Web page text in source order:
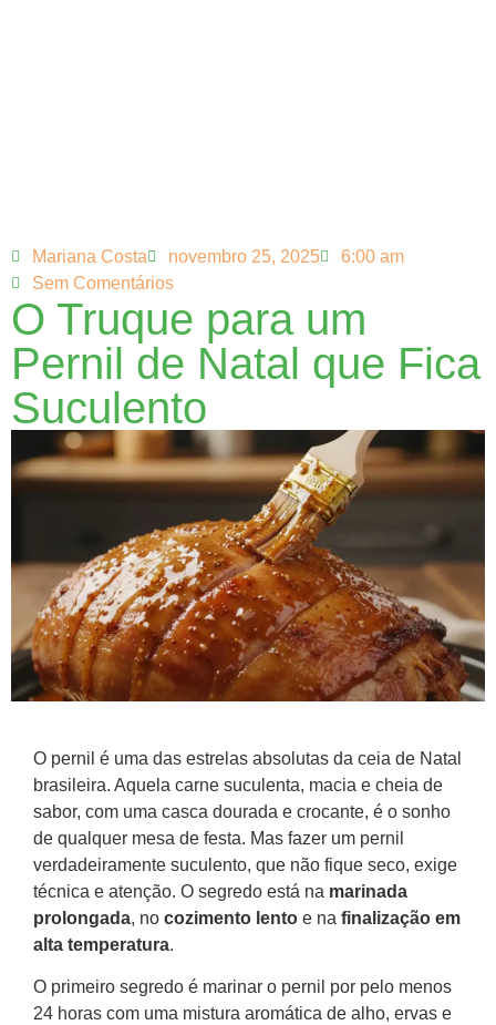
Mariana Costa novembro 25, 2025
6:00 am
Sem Comentários
O Truque para um
Pernil de Natal que Fica
Suculento
O pernil é uma das estrelas absolutas da ceia de Natal
brasileira. Aquela carne suculenta, macia e cheia de
sabor, com uma casca dourada e crocante, é o sonho
de qualquer mesa de festa. Mas fazer um pernil
verdadeiramente suculento, que não fique seco, exige
técnica e atenção. O segredo está na marinada
prolongada, no cozimento lento e na finalização em
alta temperatura.
O primeiro segredo é marinar o pernil por pelo menos
24 horas com uma mistura aromática de alho, ervas e